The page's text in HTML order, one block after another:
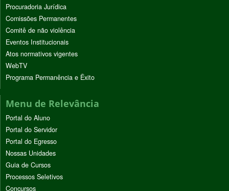
Procuradoria Jurídica
Comissões Permanentes
Comitê de não violência
Eventos Institucionais
Atos normativos vigentes
WebTV
Programa Permanência e Êxito
Menu de Relevância
Portal do Aluno
Portal do Servidor
Portal do Egresso
Nossas Unidades
Guia de Cursos
Processos Seletivos
Concursos